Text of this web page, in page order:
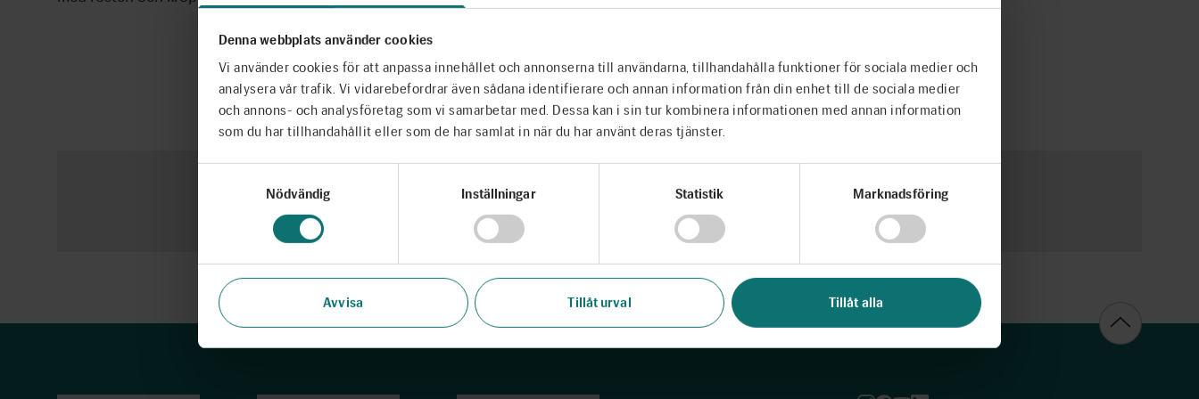
Denna webbplats använder cookies
Vi använder cookies för att anpassa innehållet och annonserna till användarna, tillhandahålla funktioner för sociala medier och
analysera vår trafik. Vi vidarebefordrar även sådana identifierare och annan information från din enhet till de sociala medier
och annons- och analysföretag som vi samarbetar med. Dessa kan i sin tur kombinera informationen med annan information
som du har tillhandahållit eller som de har samlat in när du har använt deras tjänster.
Nödvändig
Inställningar Statistik Marknadsföring
Avvisa Tillåt urval Tillåt alla
Du behöver acceptera YouTubes kakor för att se filmen.